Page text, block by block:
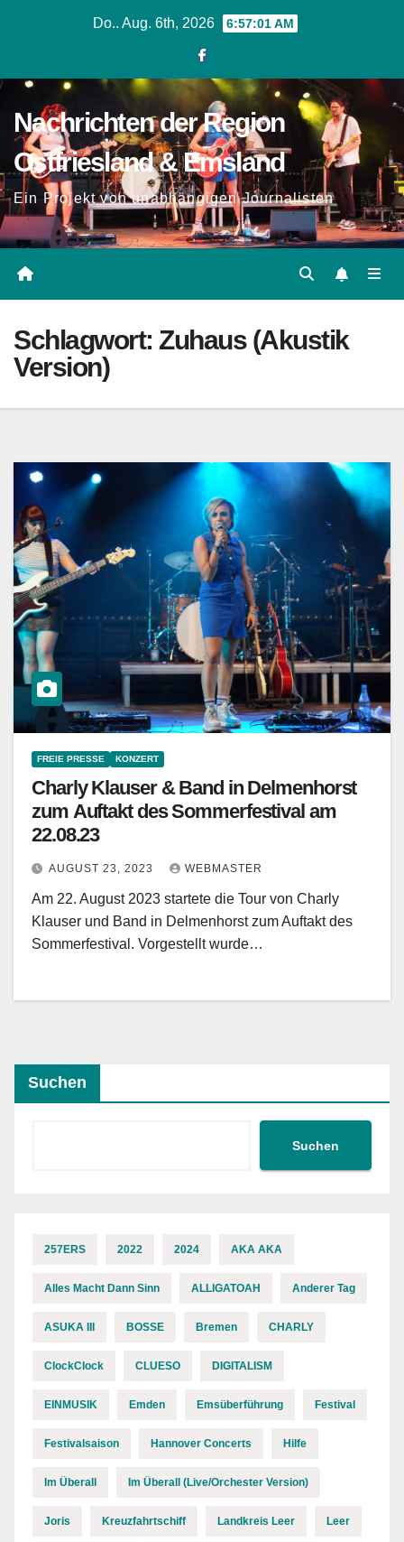
Do.. Aug. 6th, 2026 6:57:02 AM
Nachrichten der Region
Ostfriesland & Emsland
Ein Projekt von unabhängigen Journalisten
Schlagwort: Zuhaus (Akustik
Version)
FREIE PRESSE KONZERT
Charly Klauser & Band in Delmenhorst
zum Auftakt des Sommerfestival am
22.08.23
AUGUST 23, 2023 WEBMASTER
Am 22. August 2023 startete die Tour von Charly
Klauser und Band in Delmenhorst zum Auftakt des
Sommerfestival. Vorgestellt wurde…
Suchen
Suchen
257ERS 2022 2024 AKA AKA
Alles Macht Dann Sinn ALLIGATOAH Anderer Tag
ASUKA III BOSSE Bremen CHARLY
ClockClock CLUESO DIGITALISM
EINMUSIK Emden Emsüberführung Festival
Festivalsaison Hannover Concerts Hilfe
Im Überall Im Überall (Live/Orchester Version)
Joris Kreuzfahrtschiff Landkreis Leer Leer